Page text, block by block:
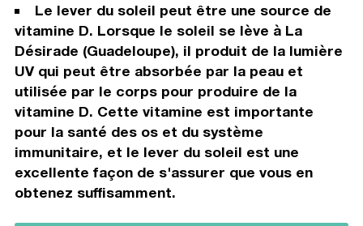
Le lever du soleil peut être une source de
vitamine D. Lorsque le soleil se lève à La
Désirade (Guadeloupe), il produit de la lumière
UV qui peut être absorbée par la peau et
utilisée par le corps pour produire de la
vitamine D. Cette vitamine est importante
pour la santé des os et du système
immunitaire, et le lever du soleil est une
excellente façon de s'assurer que vous en
obtenez suffisamment.